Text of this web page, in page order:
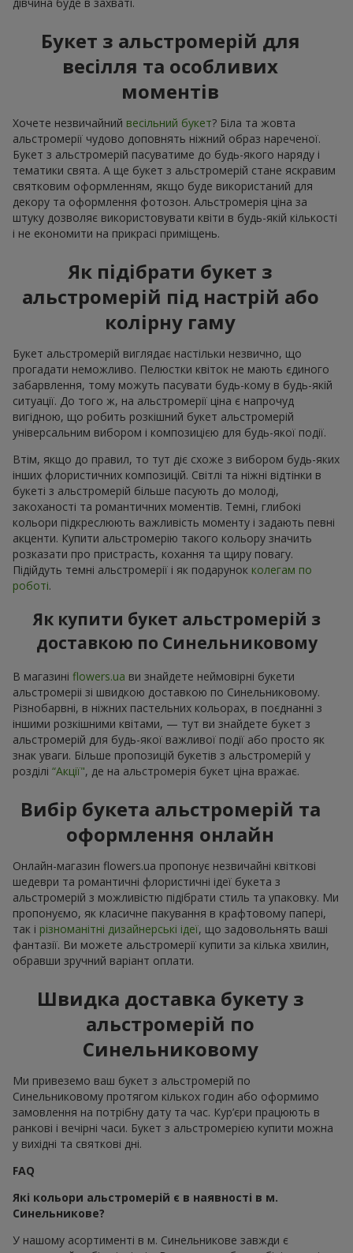
Букет з альстромерій для
весілля та особливих
моментів
Хочете незвичайний весільний букет? Біла та жовта
альстромерії чудово доповнять ніжний образ нареченої.
Букет з альстромерій пасуватиме до будь-якого наряду і
тематики свята. А ще букет з альстромерій стане яскравим
святковим оформленням, якщо буде використаний для
декору та оформлення фотозон. Альстромерія ціна за
штуку дозволяє використовувати квіти в будь-якій кількості
і не економити на прикрасі приміщень.
Як підібрати букет з
альстромерій під настрій або
колірну гаму
Букет альстромерій виглядає настільки незвично, що
прогадати неможливо. Пелюстки квіток не мають єдиного
забарвлення, тому можуть пасувати будь-кому в будь-якій
ситуації. До того ж, на альстромерії ціна є напрочуд
вигідною, що робить розкішний букет альстромерій
універсальним вибором і композицією для будь-якої події.
Втім, якщо до правил, то тут діє схоже з вибором будь-яких
інших флористичних композицій. Світлі та ніжні відтінки в
букеті з альстромерій більше пасують до молоді,
закоханості та романтичних моментів. Темні, глибокі
кольори підкреслюють важливість моменту і задають певні
акценти. Купити альстромерію такого кольору значить
розказати про пристрасть, кохання та щиру повагу.
Підійдуть темні альстромерії і як подарунок колегам по
роботі.
Як купити букет альстромерій з
доставкою по Синельниковому
В магазині flowers.ua ви знайдете неймовірні букети
альстромеріі зі швидкою доставкою по Синельниковому.
Різнобарвні, в ніжних пастельних кольорах, в поєднанні з
іншими розкішними квітами, — тут ви знайдете букет з
альстромерій для будь-якої важливої події або просто як
знак уваги. Більше пропозицій букетів з альстромерій у
розділі “Акції", де на альстромерія букет ціна вражає.
Вибір букета альстромерій та
оформлення онлайн
Онлайн-магазин flowers.ua пропонує незвичайні квіткові
шедеври та романтичні флористичні ідеї букета з
альстромерій з можливістю підібрати стиль та упаковку. Ми
пропонуємо, як класичне пакування в крафтовому папері,
так і різноманітні дизайнерські ідеї, що задовольнять ваші
фантазії. Ви можете альстромерії купити за кілька хвилин,
обравши зручний варіант оплати.
Швидка доставка букету з
альстромерій по
Синельниковому
Ми привеземо ваш букет з альстромерій по
Синельниковому протягом кількох годин або оформимо
замовлення на потрібну дату та час. Кур’єри працюють в
ранкові і вечірні часи. Букет з альстромерією купити можна
у вихідні та святкові дні.
FAQ
Які кольори альстромерій є в наявності в м.
Синельникове?
У нашому асортименті в м. Синельникове завжди є